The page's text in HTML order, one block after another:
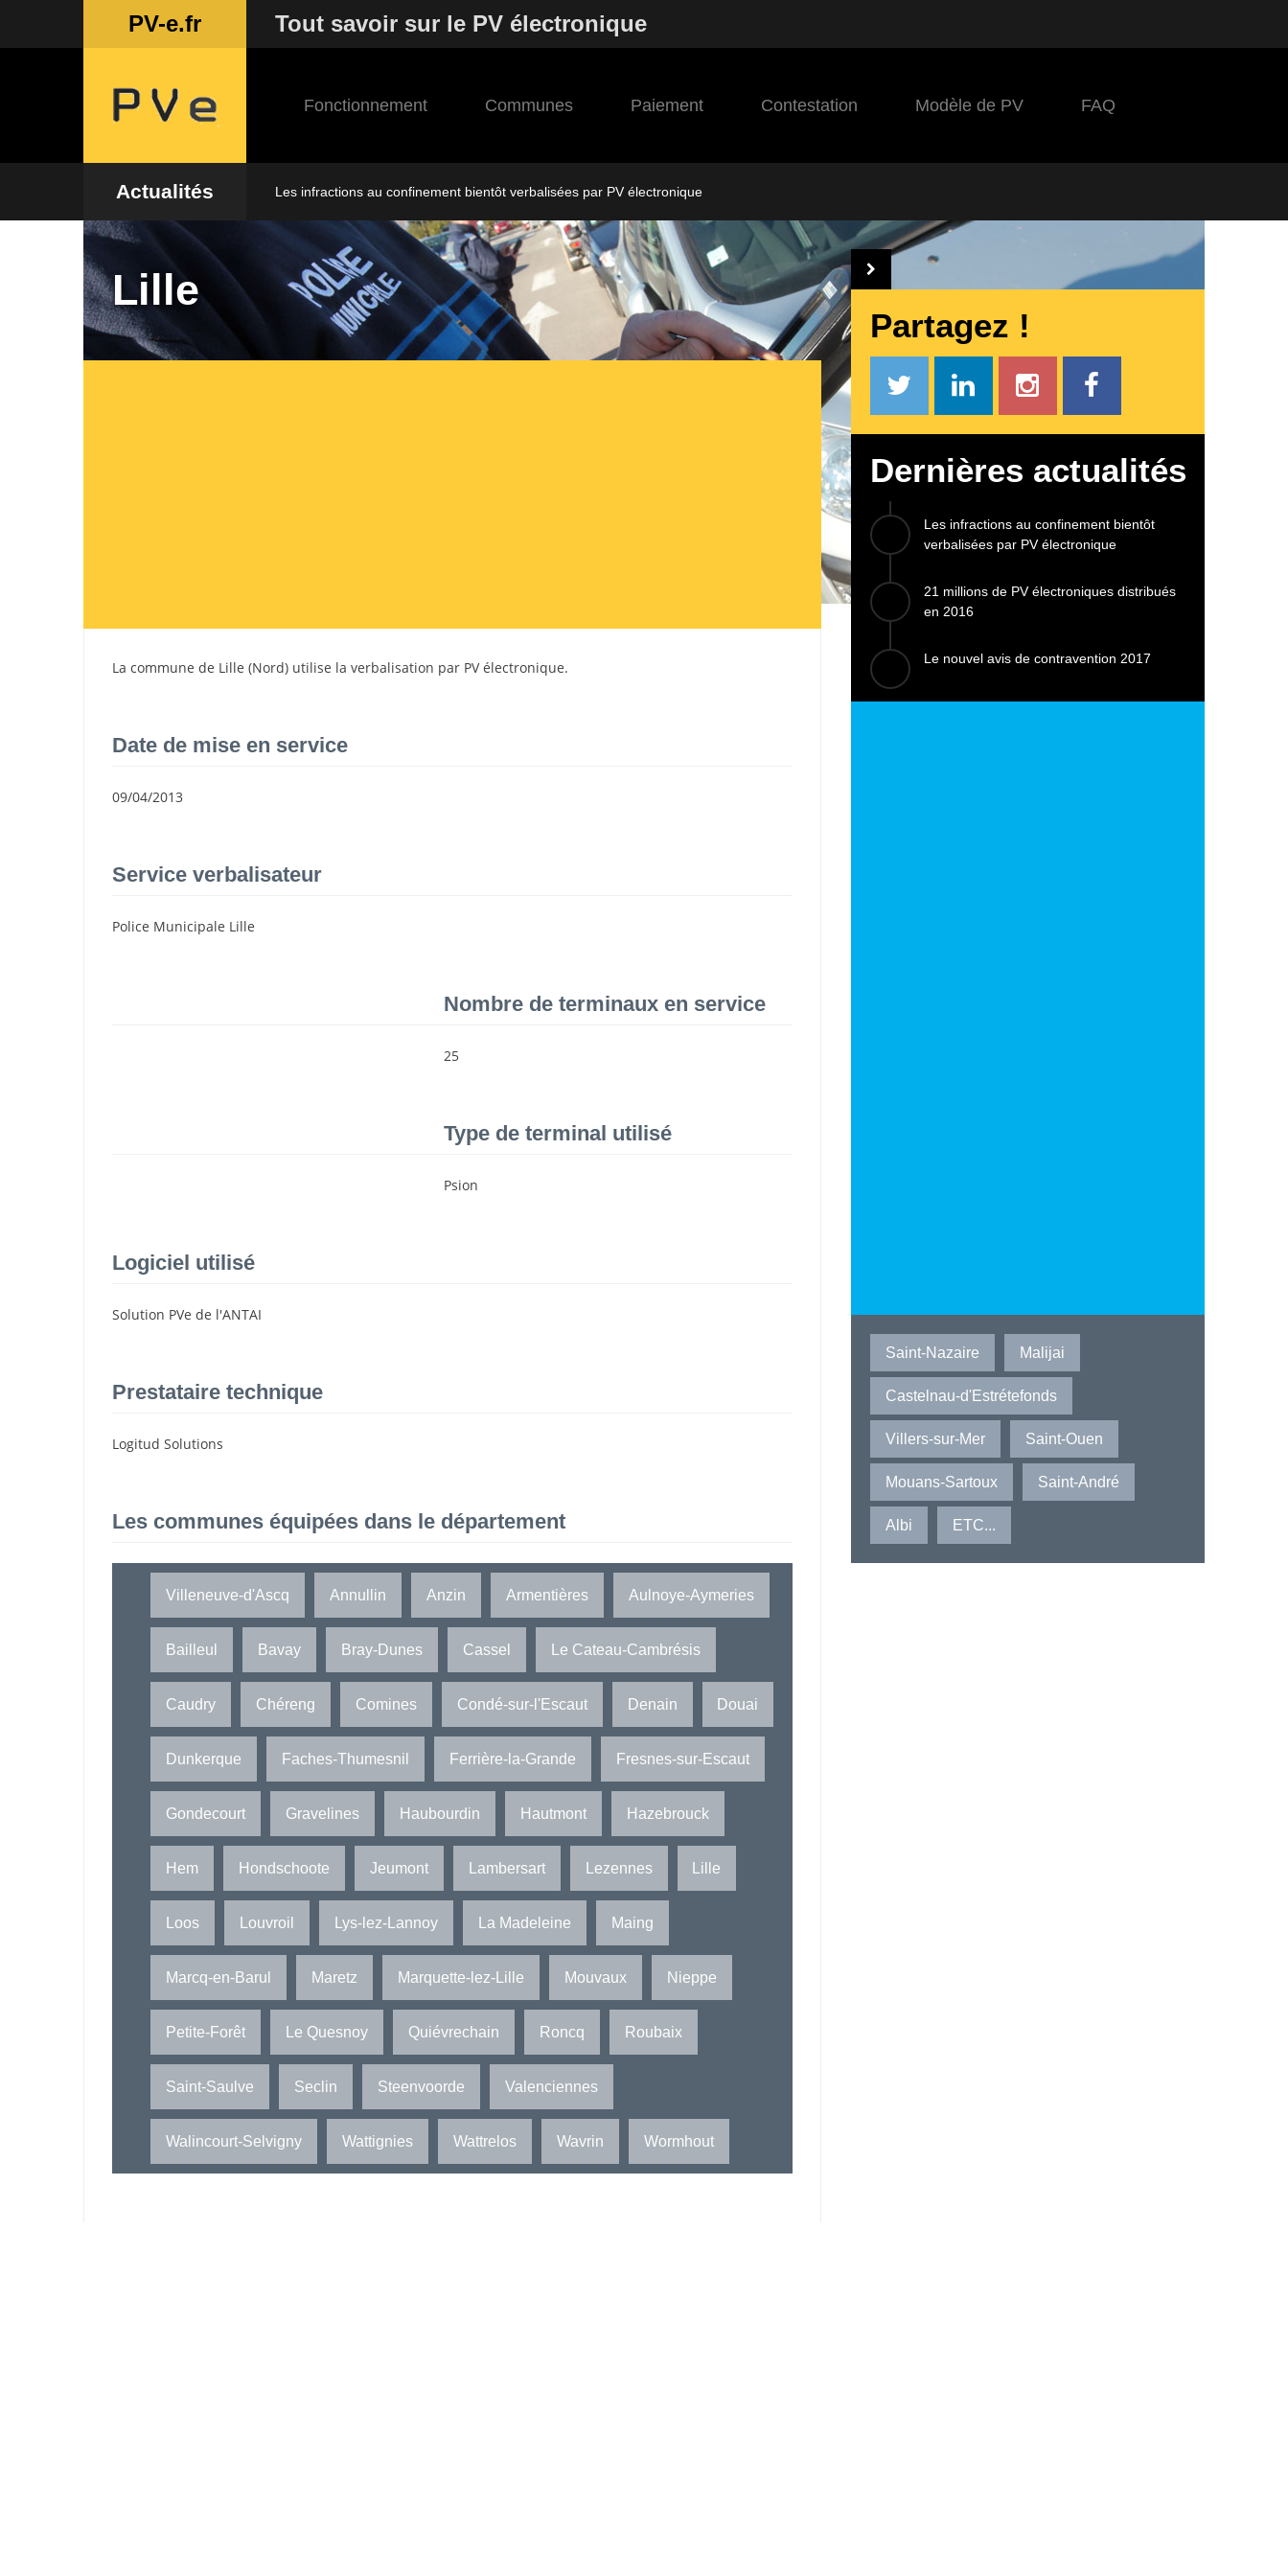
PV-e.fr Tout savoir sur le PV électronique
Fonctionnement Communes Paiement Contestation Modèle de PV FAQ
Actualités Les infractions au confinement bientôt verbalisées par PV électronique
Lille
La commune de Lille (Nord) utilise la verbalisation par PV électronique.
Date de mise en service
09/04/2013
Service verbalisateur
Police Municipale Lille
Nombre de terminaux en service
25
Type de terminal utilisé
Psion
Logiciel utilisé
Solution PVe de l'ANTAI
Prestataire technique
Logitud Solutions
Les communes équipées dans le département
Villeneuve-d'Ascq Annullin Anzin Armentières Aulnoye-Aymeries
Bailleul Bavay Bray-Dunes Cassel Le Cateau-Cambrésis
Caudry Chéreng Comines Condé-sur-l'Escaut Denain Douai
Dunkerque Faches-Thumesnil Ferrière-la-Grande Fresnes-sur-Escaut
Gondecourt Gravelines Haubourdin Hautmont Hazebrouck
Hem Hondschoote Jeumont Lambersart Lezennes Lille
Loos Louvroil Lys-lez-Lannoy La Madeleine Maing
Marcq-en-Barul Maretz Marquette-lez-Lille Mouvaux Nieppe
Petite-Forêt Le Quesnoy Quiévrechain Roncq Roubaix
Saint-Saulve Seclin Steenvoorde Valenciennes
Walincourt-Selvigny Wattignies Wattrelos Wavrin Wormhout
Partagez !
Dernières actualités
Les infractions au confinement bientôt
verbalisées par PV électronique
21 millions de PV électroniques distribués
en 2016
Le nouvel avis de contravention 2017
Saint-Nazaire Malijai
Castelnau-d'Estrétefonds
Villers-sur-Mer Saint-Ouen
Mouans-Sartoux Saint-André
Albi ETC...